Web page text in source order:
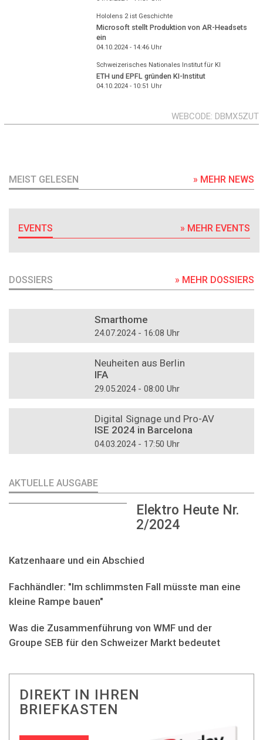
Hololens 2 ist Geschichte
Microsoft stellt Produktion von AR-Headsets
ein
04.10.2024 - 14:46Uhr
Schweizerisches Nationales Institut für KI
ETH und EPFL gründen KI-Institut
04.10.2024 - 10:51 Uhr
WEBCODE DBMX5ZUT
MEIST GELESEN » MEHR NEWS
EVENTS » MEHR EVENTS
DOSSIERS » MEHR DOSSIERS
Smarthome
24.07.2024 - 16:08 Uhr
Neuheiten aus Berlin
IFA
29.05.2024 - 08:00 Uhr
Digital Signage und Pro-AV
ISE 2024 in Barcelona
04.03.2024 - 17:50 Uhr
AKTUELLE AUSGABE
Elektro Heute Nr.
2/2024
Katzenhaare und ein Abschied
Fachhändler: "Im schlimmsten Fall müsste man eine
kleine Rampe bauen"
Was die Zusammenführung von WMF und der
Groupe SEB für den Schweizer Markt bedeutet
DIREKT IN IHREN
BRIEFKASTEN